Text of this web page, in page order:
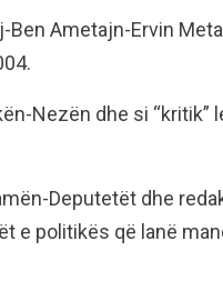
Ben Ametajn-Ervin
Nezën dhe si “kritik”
Deputetët dhe
e politikës që lanë